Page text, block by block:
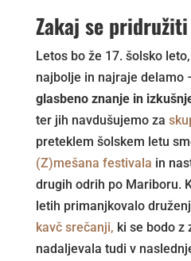
Zakaj se
Letos bo že 17. šolsko
najbolje in najraje delamo
glasbeno znanje in
ter jih navdušujemo za
preteklem šolskem letu
(Z)mešana festivala in
drugih odrih po Mariboru.
letih primanjkovalo
kavč srečanji, ki se bodo z
nadaljevala tudi v